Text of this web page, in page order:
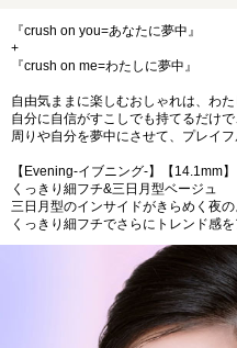
『crush on you=あなたに夢中』
+
『crush on me=わたしに夢中』
自由気ままに楽しむおしゃれは、わ
自分に自信がすこしでも持てるだけで
周りや自分を夢中にさせて、プレイフ
【Evening-イブニング-】【14.1mm】
くっきり細フチ&三日月型ベージュ
三日月型のインサイドがきらめく夜の
くっきり細フチでさらにトレンド感を